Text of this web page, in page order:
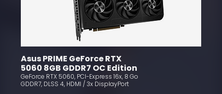
Asus PRIME GeForce RTX
5060 8GB GDDR7 OC Edition
GeForce RTX 5060, PCI-Express 16x, 8 Go
GDDR7, DLSS 4, HDMI / 3x DisplayPort